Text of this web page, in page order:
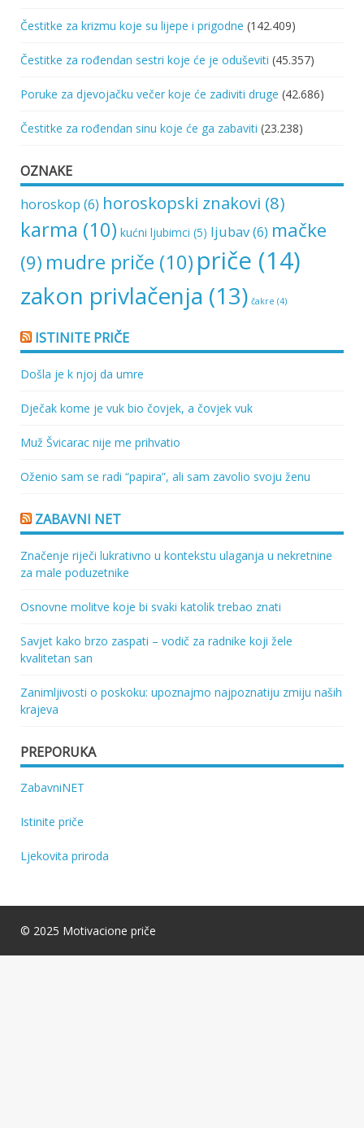
Čestitke za krizmu koje su lijepe i prigodne (142.409)
Čestitke za rođendan sestri koje će je oduševiti (45.357)
Poruke za djevojačku večer koje će zadiviti druge (42.686)
Čestitke za rođendan sinu koje će ga zabaviti (23.238)
OZNAKE
horoskop (6) horoskopski znakovi (8)
karma (10) kućni ljubimci (5) ljubav(6) mačke
(9) mudre priče (10) priče (14)
zakon privlačenja (13) čakre (4)
ISTINITE PRIČE
Došla je k njoj da umre
Dječak kome je vuk bio čovjek, a čovjek vuk
Muž Švicarac nije me prihvatio
Oženio sam se radi “papira”, ali sam zavolio svoju ženu
ZABAVNI NET
Značenje riječi lukrativno u kontekstu ulaganja u nekretnine
za male poduzetnike
Osnovne molitve koje bi svaki katolik trebao znati
Savjet kako brzo zaspati – vodič za radnike koji žele
kvalitetan san
Zanimljivosti o poskoku: upoznajmo najpoznatiju zmiju naših
krajeva
PREPORUKA
ZabavniNET
Istinite priče
Ljekovita priroda
© 2025 Motivacione priče